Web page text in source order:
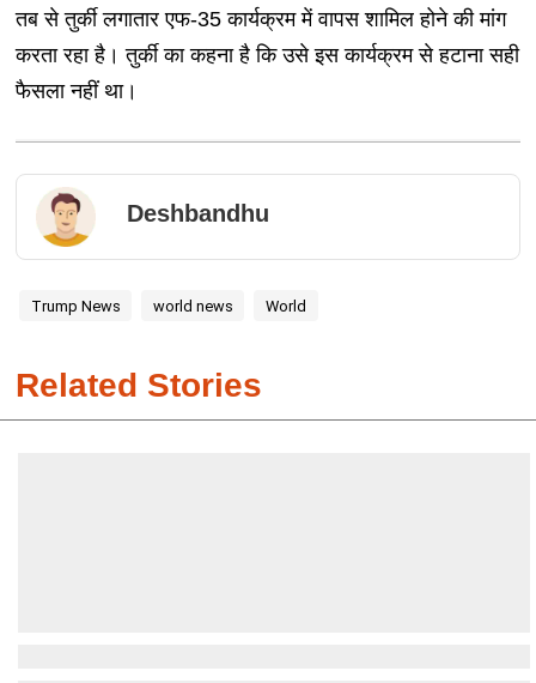
तब से तुर्की लगातार एफ-35 कार्यक्रम में वापस शामिल होने की मांग
करता रहा है। तुर्की का कहना है कि उसे इस कार्यक्रम से हटाना सही
फैसला नहीं था।
Deshbandhu
Trump News world news World
Related Stories